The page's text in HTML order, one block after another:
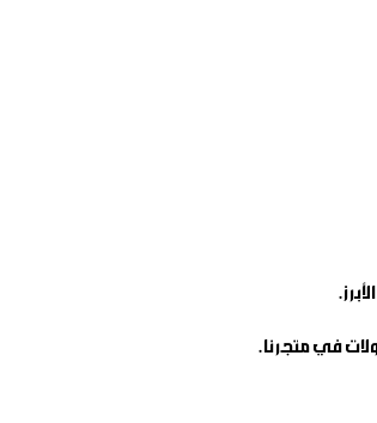
في متجرنا.